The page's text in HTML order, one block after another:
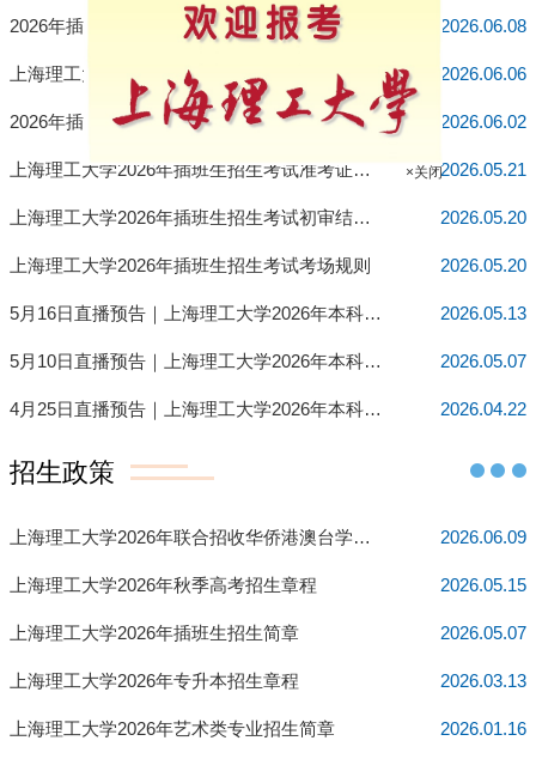
2026年插班生预录取分数线及预录取名单公示 2026.06.08
上海理工大学2026年报考指南 2026.06.06
2026年插班生考试成绩查询 2026.06.02
上海理工大学2026年插班生招生考试准考证打印通知 2026.05.21
上海理工大学2026年插班生招生考试初审结果查询通知 2026.05.20
上海理工大学2026年插班生招生考试考场规则 2026.05.20
5月16日直播预告｜上海理工大学2026年本科专业解读第五弹 2026.05.13
5月10日直播预告｜上海理工大学2026年本科专业解读第四弹 2026.05.07
4月25日直播预告｜上海理工大学2026年本科专业解读第三弹 2026.04.22
招生政策
上海理工大学2026年联合招收华侨港澳台学生招生简章 2026.06.09
上海理工大学2026年秋季高考招生章程 2026.05.15
上海理工大学2026年插班生招生简章 2026.05.07
上海理工大学2026年专升本招生章程 2026.03.13
上海理工大学2026年艺术类专业招生简章 2026.01.16